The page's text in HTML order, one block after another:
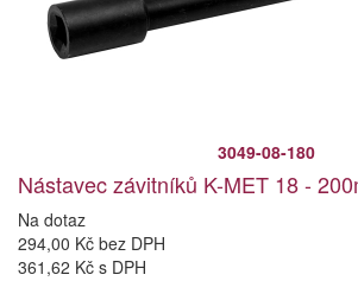
3049-08-180
Nástavec závitníků K-MET 18 -
Na dotaz
294,00 Kč bez DPH
361,62 Kč s DPH